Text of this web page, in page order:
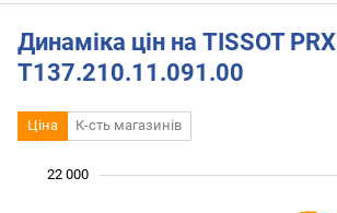
Динаміка цін на TISSOT PRX
T137.210.11.091.00
Ціна К-сть магазинів
22 000